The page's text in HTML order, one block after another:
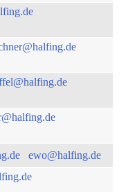
ewo@halfing.de